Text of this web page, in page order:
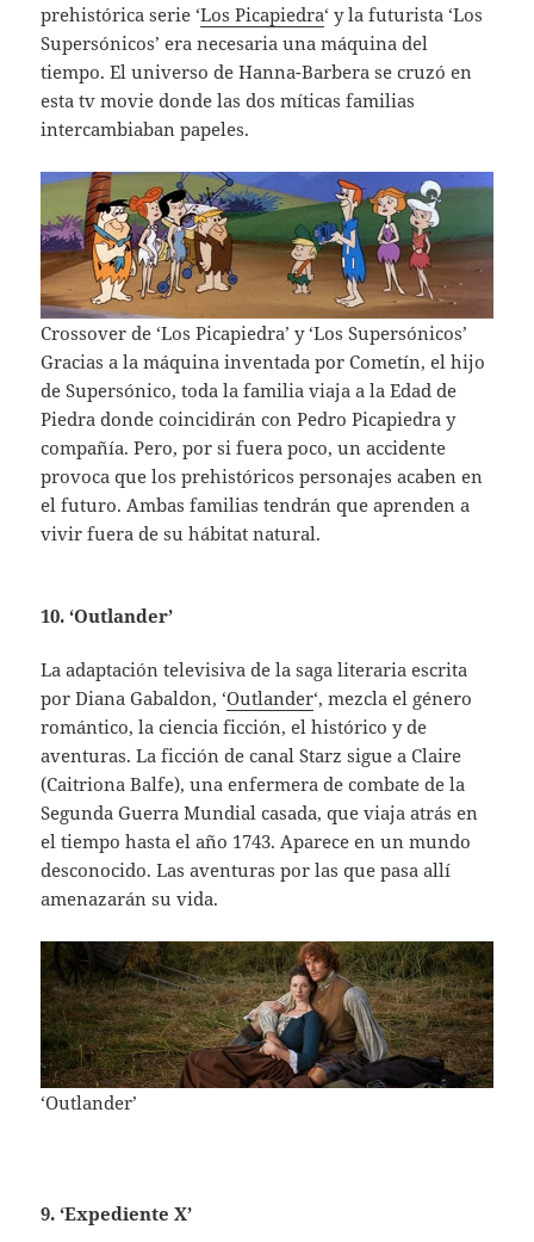
prehistórica serie ‘Los Picapiedra‘ y la futurista ‘Los
Supersónicos’ era necesaria una máquina del
tiempo. El universo de Hanna-Barbera se cruzó en
esta tv movie donde las dos míticas familias
intercambiaban papeles.
Crossover de ‘Los Picapiedra’ y ‘Los Supersónicos’
Gracias a la máquina inventada por Cometín, el hijo
de Supersónico, toda la familia viaja a la Edad de
Piedra donde coincidirán con Pedro Picapiedra y
compañía. Pero, por si fuera poco, un accidente
provoca que los prehistóricos personajes acaben en
el futuro. Ambas familias tendrán que aprenden a
vivir fuera de su hábitat natural.
10. ‘Outlander’
La adaptación televisiva de la saga literaria escrita
por Diana Gabaldon, ‘Outlander‘, mezcla el género
romántico, la ciencia ficción, el histórico y de
aventuras. La ficción de canal Starz sigue a Claire
(Caitriona Balfe), una enfermera de combate de la
Segunda Guerra Mundial casada, que viaja atrás en
el tiempo hasta el año 1743. Aparece en un mundo
desconocido. Las aventuras por las que pasa allí
amenazarán su vida.
‘Outlander’
9. ‘Expediente X’